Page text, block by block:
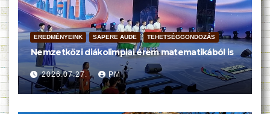
EREDMÉNYEINK SAPERE AUDE TEHETSÉGGONDOZÁS
Nemzetközi diákolimpiai érem matematikából is
2026.07.27. PM